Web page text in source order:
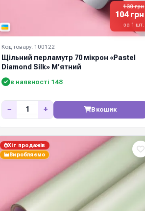
130 грн
104 грн
за 1 шт.
Код товару: 100122
Щільний перламутр 70 мікрон «Pastel
Diamond Silk» М’ятний
в наявності 148
− + В кошик
Хіт продажів
Виробляємо